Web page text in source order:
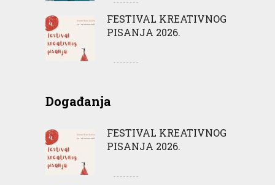
FESTIVAL KREATIVNOG
PISANJA 2026.
Događanja
FESTIVAL KREATIVNOG
PISANJA 2026.